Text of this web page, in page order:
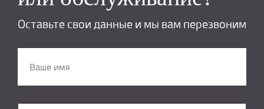
Оставьте свои данные и мы вам перезвоним